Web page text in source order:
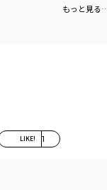
もっと見る
LIKE! 1